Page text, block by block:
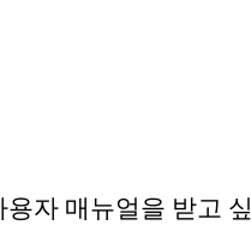
용자 매뉴얼을 받고